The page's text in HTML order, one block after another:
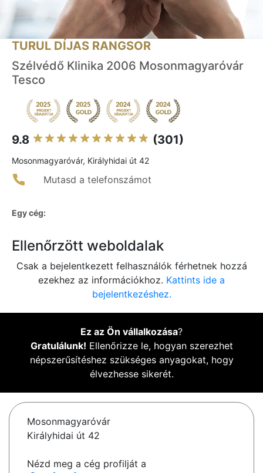
TURUL DÍJAS RANGSOR
Szélvédő Klinika 2006 Mosonmagyaróvár
Tesco
9.8 (301)
Mosonmagyaróvár, Királyhidai út 42
Mutasd a telefonszámot
Egy cég:
Ellenőrzött weboldalak
Csak a bejelentkezett felhasználók férhetnek hozzá
ezekhez az információkhoz. Kattints ide a
bejelentkezéshez.
Ez az Ön vállalkozása?
Gratulálunk! Ellenőrizze le, hogyan szerezhet
népszerűsítéshez szükséges anyagokat, hogy
élvezhesse sikerét.
Mosonmagyaróvár
Királyhidai út 42
Nézd meg a cég profilját a